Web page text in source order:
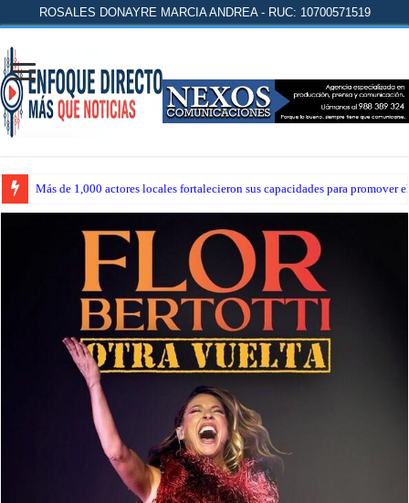
ROSALES DONAYRE MARCIA ANDREA - RUC: 10700571519
Más de 1,000 actores locales fortalecieron sus capacidades para promover